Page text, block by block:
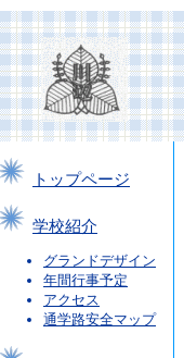
トップページ
学校紹介
グランドデザイン
年間行事予定
アクセス
通学路安全マップ